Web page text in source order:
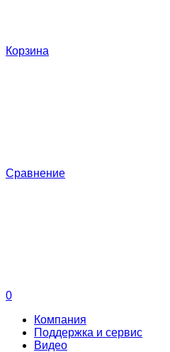
Корзина
Сравнение
0
Компания
Поддержка и сервис
Видео